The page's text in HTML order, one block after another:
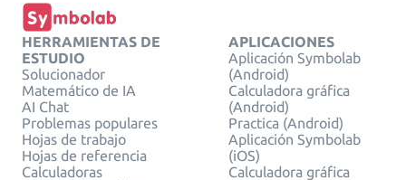
HERRAMIENTAS DE
ESTUDIO
Solucionador
Matemático de IA
AI Chat
Problemas populares
Hojas de trabajo
Hojas de referencia
Calculadoras
APLICACIONES
Aplicación Symbolab
(Android)
Calculadora gráfica
(Android)
Practica (Android)
Aplicación Symbolab
(iOS)
Calculadora gráfica